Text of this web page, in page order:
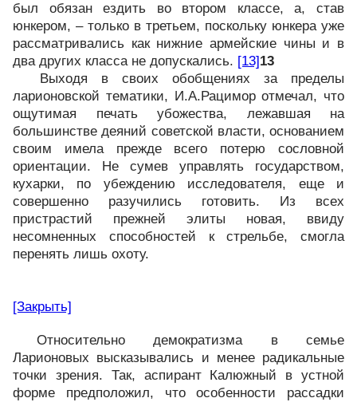
был обязан ездить во втором классе, а, став
юнкером, – только в третьем, поскольку юнкера уже
рассматривались как нижние армейские чины и в
два других класса не допускались. [13]13
Выходя в своих обобщениях за пределы
ларионовской тематики, И.А.Рацимор отмечал, что
ощутимая печать убожества, лежавшая на
большинстве деяний советской власти, основанием
своим имела прежде всего потерю сословной
ориентации. Не сумев управлять государством,
кухарки, по убеждению исследователя, еще и
совершенно разучились готовить. Из всех
пристрастий прежней элиты новая, ввиду
несомненных способностей к стрельбе, смогла
перенять лишь охоту.
[Закрыть]
Относительно демократизма в семье
Ларионовых высказывались и менее радикальные
точки зрения. Так, аспирант Калюжный в устной
форме предположил, что особенности рассадки